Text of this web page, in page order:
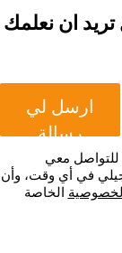
تريد ان نعلمك
ارسل لي
رسالة
للتواصل معي
في أي وقت، وأن
الخاصة